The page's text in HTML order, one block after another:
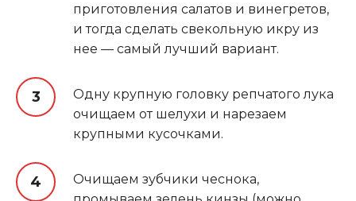
приготовления салатов и винегретов,
и тогда сделать свекольную икру из
нее — самый лучший вариант.
Одну крупную головку репчатого лука
очищаем от шелухи и нарезаем
крупными кусочками.
Очищаем зубчики чеснока,